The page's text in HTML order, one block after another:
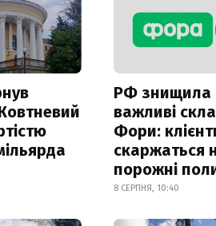
РФ знищила
важливі
Фори:
скаржаться
порожні
8 СЕРПНЯ, 10:40